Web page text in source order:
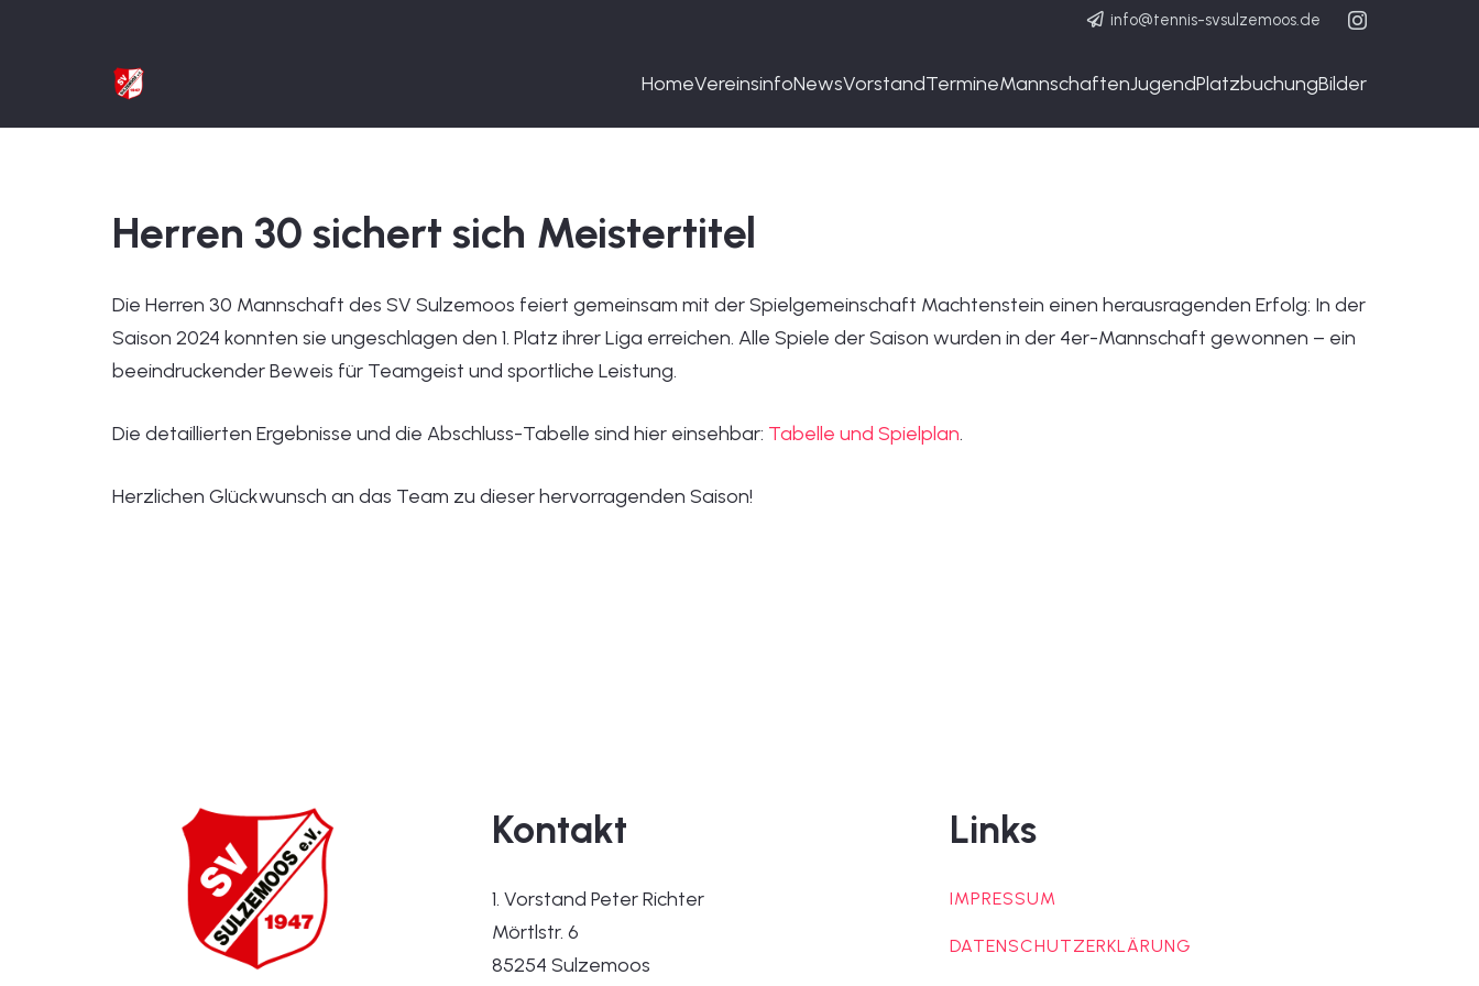
info@tennis-svsulzemoos.de
HomeVereinsinfoNewsVorstandTermineMannschaftenJugendPlatzbuchungBilder
Herren 30 sichert sich Meistertitel
Die Herren 30 Mannschaft des SV Sulzemoos feiert gemeinsam mit der Spielgemeinschaft Machtenstein einen herausragenden Erfolg: In der
Saison 2024 konnten sie ungeschlagen den 1. Platz ihrer Liga erreichen. Alle Spiele der Saison wurden in der 4er-Mannschaft gewonnen – ein
beeindruckender Beweis für Teamgeist und sportliche Leistung.
Die detaillierten Ergebnisse und die Abschluss-Tabelle sind hier einsehbar: Tabelle und Spielplan.
Herzlichen Glückwunsch an das Team zu dieser hervorragenden Saison!
Kontakt
1. Vorstand Peter Richter
Mörtlstr. 6
85254 Sulzemoos
Links
IMPRESSUM
DATENSCHUTZERKLÄRUNG